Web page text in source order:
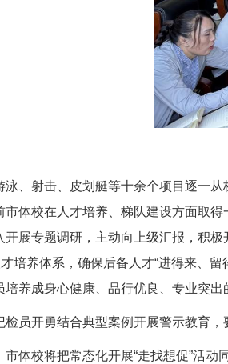
泳、射击、皮划艇等十余个项目逐一
市体校在人才培养、梯队建设方面取
开展专题调研，主动向上级汇报，积
才培养体系，确保后备人才“进得来、
培养成身心健康、品行优良、专业突出
检员开勇结合典型案例开展警示教育，
市体校将把常态化开展“走找想促”活